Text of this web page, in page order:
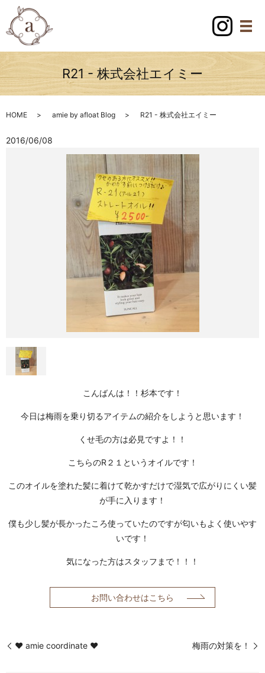
R21 - 株式会社エイミー
HOME amie by afloat Blog R21 - 株式会社エイミー
2016/06/08
こんばんは！！杉本です！
今日は梅雨を乗り切るアイテムの紹介をしようと思います！
くせ毛の方は必見ですよ！！
こちらのR２１ というオイルです！
このオイルを塗れた髪に着けて乾かすだけで湿気で広がりにくい髪
が手に入ります！
僕も少し髪が長かったころ使っていたのですが匂いもよく使いやす
いです！
気になった方はスタッフまで！！！
お問い合わせはこちら
❤︎ amie coordinate ❤︎ 梅雨の対策を！